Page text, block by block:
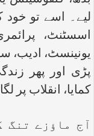
لیے۔ اسے تو خود
اسسٹنٹ،
یونینسٹ، ادیب،
پڑی اور پھر
کمایا، انقلاب پر
آج ماؤزے تنگ